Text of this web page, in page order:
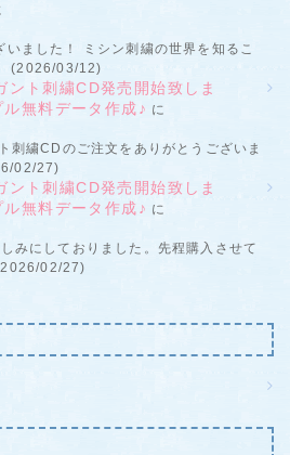
ました！ ミシン刺繍の世界を知るこ
(2026/03/12)
ト刺繍CD発売開始致しま
無料データ作成♪ に
刺繍CDのご注文をありがとうございま
02/27)
ト刺繍CD発売開始致しま
無料データ作成♪ に
みにしておりました。先程購入させて
02/27)